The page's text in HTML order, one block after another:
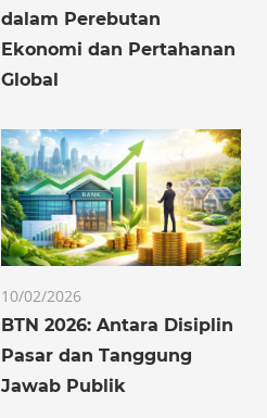
dalam Perebutan
Ekonomi dan Pertahanan
Global
10/02/2026
BTN 2026: Antara Disiplin
Pasar dan Tanggung
Jawab Publik